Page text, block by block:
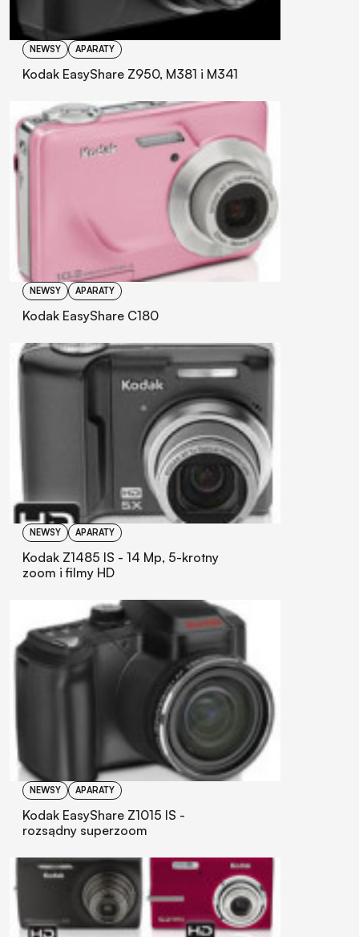
NEWSY APARATY
Kodak EasyShare Z950, M381 i M341
NEWSY APARATY
Kodak EasyShare C180
NEWSY APARATY
Kodak Z1485 IS - 14 Mp, 5-krotny
zoom i filmy HD
NEWSY APARATY
Kodak EasyShare Z1015 IS -
rozsądny superzoom